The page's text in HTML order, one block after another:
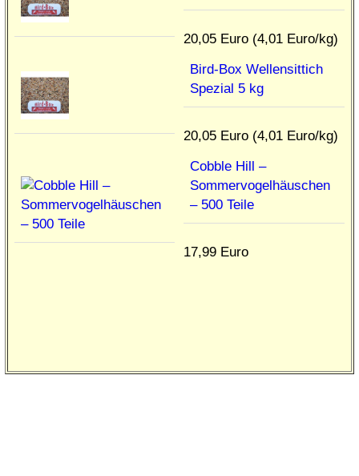
20,05 Euro (4,01 Euro/kg)
Bird-Box Wellensittich
Spezial 5 kg
20,05 Euro (4,01 Euro/kg)
Cobble Hill –
Sommervogelhäuschen
– 500 Teile
17,99 Euro